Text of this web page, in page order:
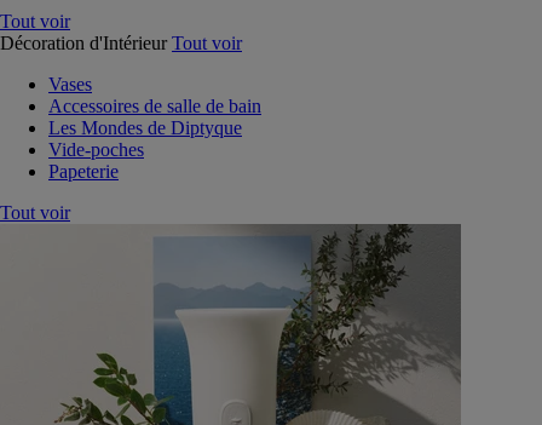
Tout voir
Décoration d'Intérieur Tout voir
Vases
Accessoires de salle de bain
Les Mondes de Diptyque
Vide-poches
Papeterie
Tout voir